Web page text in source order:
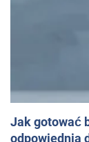
Jak gotować
odpowiednia